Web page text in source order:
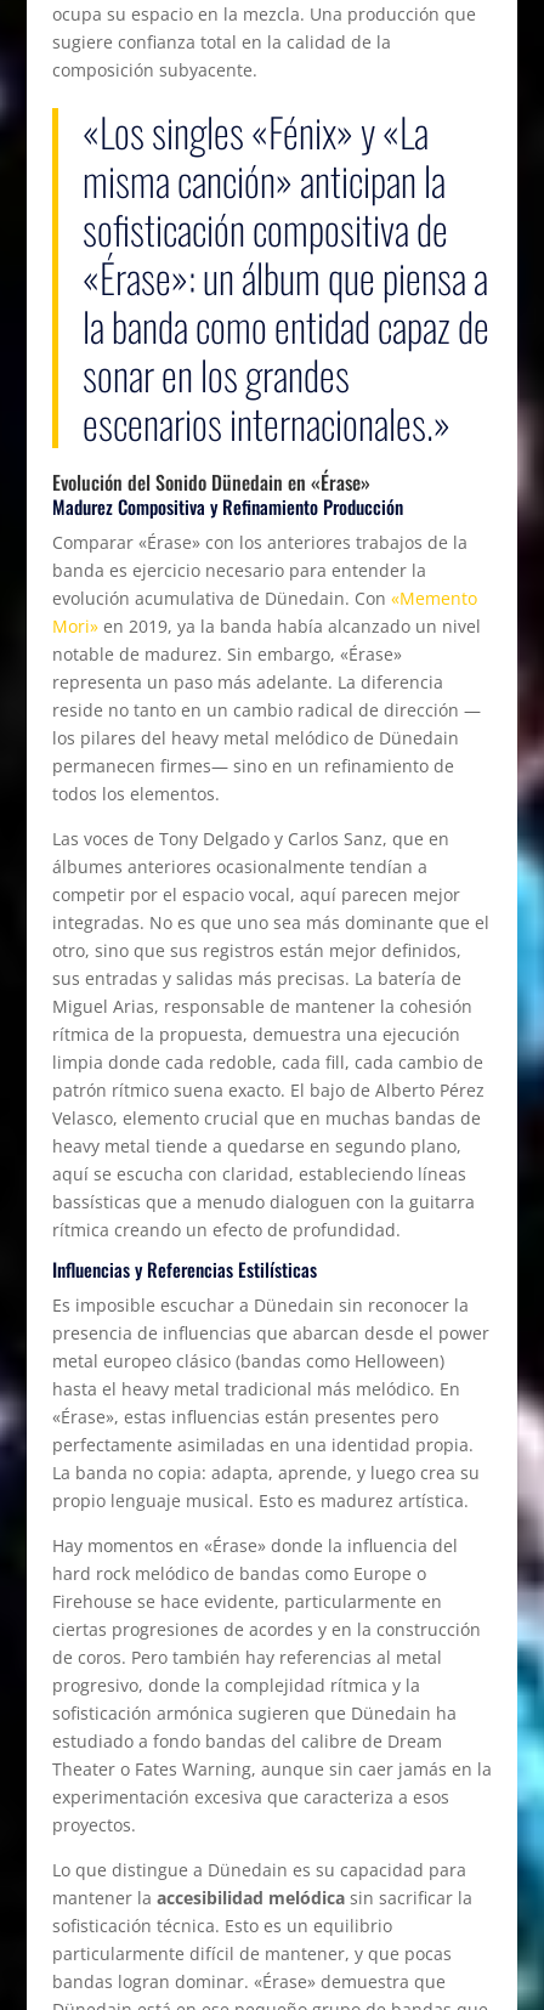
ocupa su espacio en la mezcla. Una producción que
sugiere confianza total en la calidad de la
composición subyacente.
«Los singles «Fénix» y «La
misma canción» anticipan la
sofisticación compositiva de
«Érase»: un álbum que piensa a
la banda como entidad capaz de
sonar en los grandes
escenarios internacionales.»
Evolución del Sonido Dünedain en «Érase»
Madurez Compositiva y Refinamiento Producción
Comparar «Érase» con los anteriores trabajos de la
banda es ejercicio necesario para entender la
evolución acumulativa de Dünedain. Con «Memento
Mori»en 2019, ya la banda había alcanzado un nivel
notable de madurez. Sin embargo, «Érase»
representa un paso más adelante. La diferencia
reside no tanto en un cambio radical de dirección —
los pilares del heavy metal melódico de Dünedain
permanecen firmes— sino en un refinamiento de
todos los elementos.
Las voces de Tony Delgado y Carlos Sanz, que en
álbumes anteriores ocasionalmente tendían a
competir por el espacio vocal, aquí parecen mejor
integradas. No es que uno sea más dominante que el
otro, sino que sus registros están mejor definidos,
sus entradas y salidas más precisas. La batería de
Miguel Arias, responsable de mantener la cohesión
rítmica de la propuesta, demuestra una ejecución
limpia donde cada redoble, cada fill, cada cambio de
patrón rítmico suena exacto. El bajo de Alberto Pérez
Velasco, elemento crucial que en muchas bandas de
heavy metal tiende a quedarse en segundo plano,
aquí se escucha con claridad, estableciendo líneas
bassísticas que a menudo dialoguen con la guitarra
rítmica creando un efecto de profundidad.
Influencias y Referencias Estilísticas
Es imposible escuchar a Dünedain sin reconocer la
presencia de influencias que abarcan desde el power
metal europeo clásico (bandas como Helloween)
hasta el heavy metal tradicional más melódico. En
«Érase», estas influencias están presentes pero
perfectamente asimiladas en una identidad propia.
La banda no copia: adapta, aprende, y luego crea su
propio lenguaje musical. Esto es madurez artística.
Hay momentos en «Érase» donde la influencia del
hard rock melódico de bandas como Europe o
Firehouse se hace evidente, particularmente en
ciertas progresiones de acordes y en la construcción
de coros. Pero también hay referencias al metal
progresivo, donde la complejidad rítmica y la
sofisticación armónica sugieren que Dünedain ha
estudiado a fondo bandas del calibre de Dream
Theater o Fates Warning, aunque sin caer jamás en la
experimentación excesiva que caracteriza a esos
proyectos.
Lo que distingue a Dünedain es su capacidad para
mantener la accesibilidad melódicasin sacrificar la
sofisticación técnica. Esto es un equilibrio
particularmente difícil de mantener, y que pocas
bandas logran dominar. «Érase» demuestra que